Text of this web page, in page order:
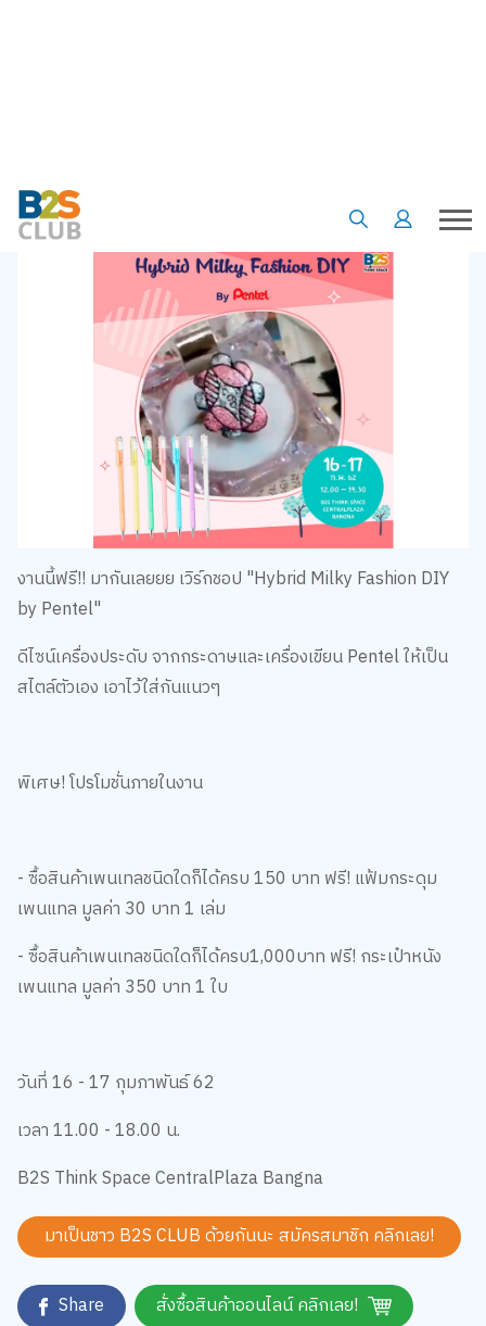
25 มี.ค. 63 B2S Club
งานนี้ฟรี!! มากันเลยยย เวิร์กชอป "Hybrid Milky Fashion DIY
by Pentel"
ดีไซน์เครื่องประดับ จากกระดาษและเครื่องเขียน Pentel ให้เป็น
สไตล์ตัวเอง เอาไว้ใส่กันแนวๆ
พิเศษ! โปรโมชั่นภายในงาน
- ซื้อสินค้าเพนเทลชนิดใดก็ได้ครบ 150 บาท ฟรี! แฟ้มกระดุม
เพนแทล มูลค่า 30 บาท 1 เล่ม
- ซื้อสินค้าเพนเทลชนิดใดก็ได้ครบ1,000บาท ฟรี! กระเป๋าหนัง
เพนแทล มูลค่า 350 บาท 1 ใบ
วันที่ 16 - 17 กุมภาพันธ์ 62
เวลา 11.00 - 18.00 น.
B2S Think Space CentralPlaza Bangna
มาเป็นชาว B2S CLUB ด้วยกันนะ สมัครสมาชิก คลิกเลย!
Share สั่งซื้อสินค้าออนไลน์ คลิกเลย!